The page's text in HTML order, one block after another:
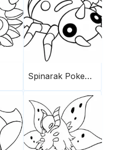
Spinarak Pokemon